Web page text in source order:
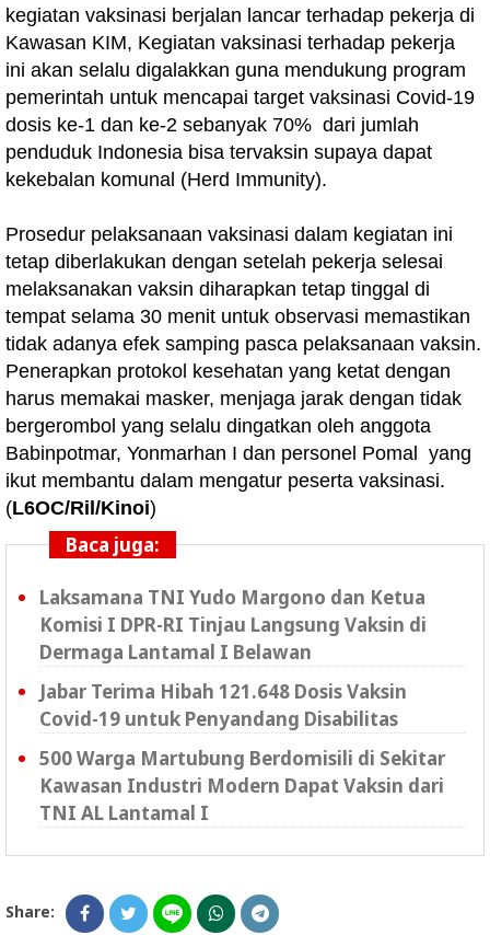
kegiatan vaksinasi berjalan lancar terhadap pekerja di
Kawasan KIM, Kegiatan vaksinasi terhadap pekerja
ini akan selalu digalakkan guna mendukung program
pemerintah untuk mencapai target vaksinasi Covid-19
dosis ke-1 dan ke-2 sebanyak 70% dari jumlah
penduduk Indonesia bisa tervaksin supaya dapat
kekebalan komunal (Herd Immunity).
Prosedur pelaksanaan vaksinasi dalam kegiatan ini
tetap diberlakukan dengan setelah pekerja selesai
melaksanakan vaksin diharapkan tetap tinggal di
tempat selama 30 menit untuk observasi memastikan
tidak adanya efek samping pasca pelaksanaan vaksin.
Penerapkan protokol kesehatan yang ketat dengan
harus memakai masker, menjaga jarak dengan tidak
bergerombol yang selalu dingatkan oleh anggota
Babinpotmar, Yonmarhan I dan personel Pomal yang
ikut membantu dalam mengatur peserta vaksinasi.
(L6OC/Ril/Kinoi)
Baca juga:
Laksamana TNI Yudo Margono dan Ketua
Komisi I DPR-RI Tinjau Langsung Vaksin di
Dermaga Lantamal I Belawan
Jabar Terima Hibah 121.648 Dosis Vaksin
Covid-19 untuk Penyandang Disabilitas
500 Warga Martubung Berdomisili di Sekitar
Kawasan Industri Modern Dapat Vaksin dari
TNI AL Lantamal I
Share: